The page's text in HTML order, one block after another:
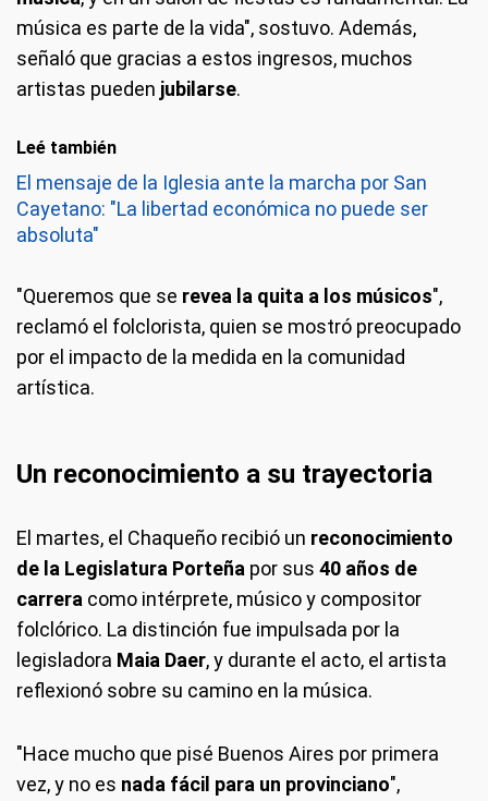
música es parte de la vida", sostuvo. Además,
señaló que gracias a estos ingresos, muchos
artistas pueden jubilarse.
Leé también
El mensaje de la Iglesia ante la marcha por San
Cayetano: "La libertad económica no puede ser
absoluta"
"Queremos que se revea la quita a los músicos",
reclamó el folclorista, quien se mostró preocupado
por el impacto de la medida en la comunidad
artística.
Un reconocimiento a su trayectoria
El martes, el Chaqueño recibió un reconocimiento
de la Legislatura Porteña por sus 40 años de
carrera como intérprete, músico y compositor
folclórico. La distinción fue impulsada por la
legisladora Maia Daer, y durante el acto, el artista
reflexionó sobre su camino en la música.
"Hace mucho que pisé Buenos Aires por primera
vez, y no es nada fácil para un provinciano",